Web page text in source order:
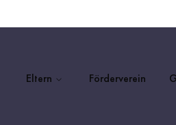
Eltern Förderverein